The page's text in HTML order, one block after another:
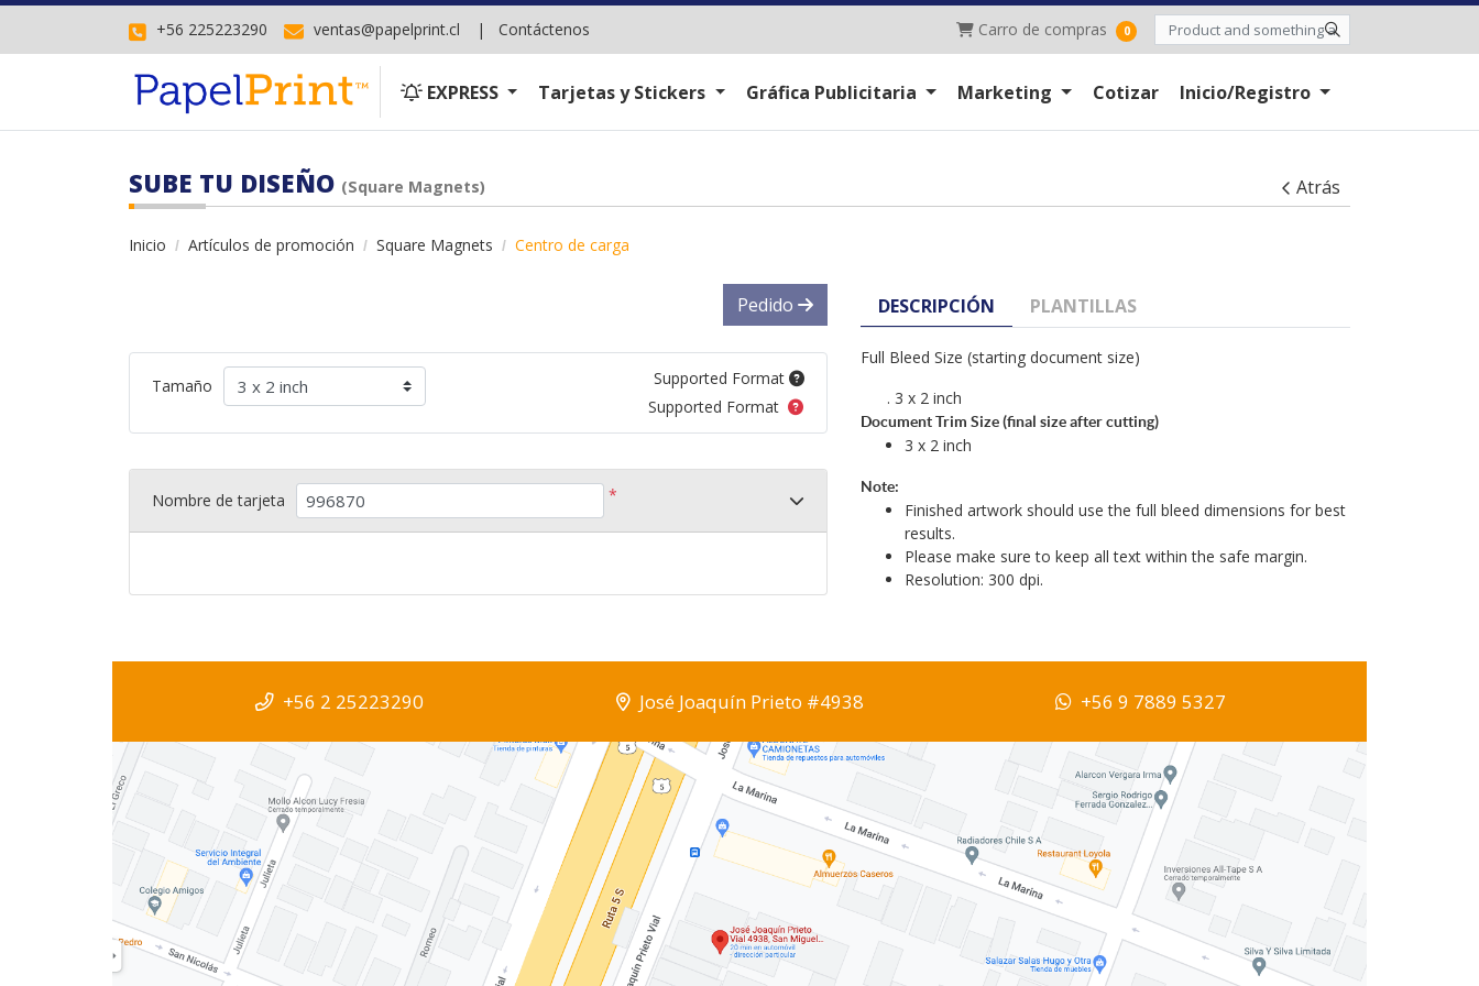
+56 225223290 ventas@papelprint.cl | Contáctenos Carro de compras
Carro de compras 0
EXPRESS
EXPRESS Tarjetas y Stickers Gráfica Publicitaria Marketing Cotizar Inicio/Registro
SUBE TU DISEÑO (Square Magnets) Atrás
Inicio Artículos de promoción Square Magnets Centro de carga
DESCRIPCIÓN PLANTILLAS
Full Bleed Size (starting document size)
. 3 x 2 inch
Document Trim Size (final size after cutting)
3 x 2 inch
Note:
Finished artwork should use the full bleed dimensions for best
results.
Please make sure to keep all text within the safe margin.
Resolution: 300 dpi.
Pedido
Tamaño
Supported Format
Supported Format
Nombre de tarjeta *
+56 2 25223290 José Joaquín Prieto #4938 +56 9 7889 5327